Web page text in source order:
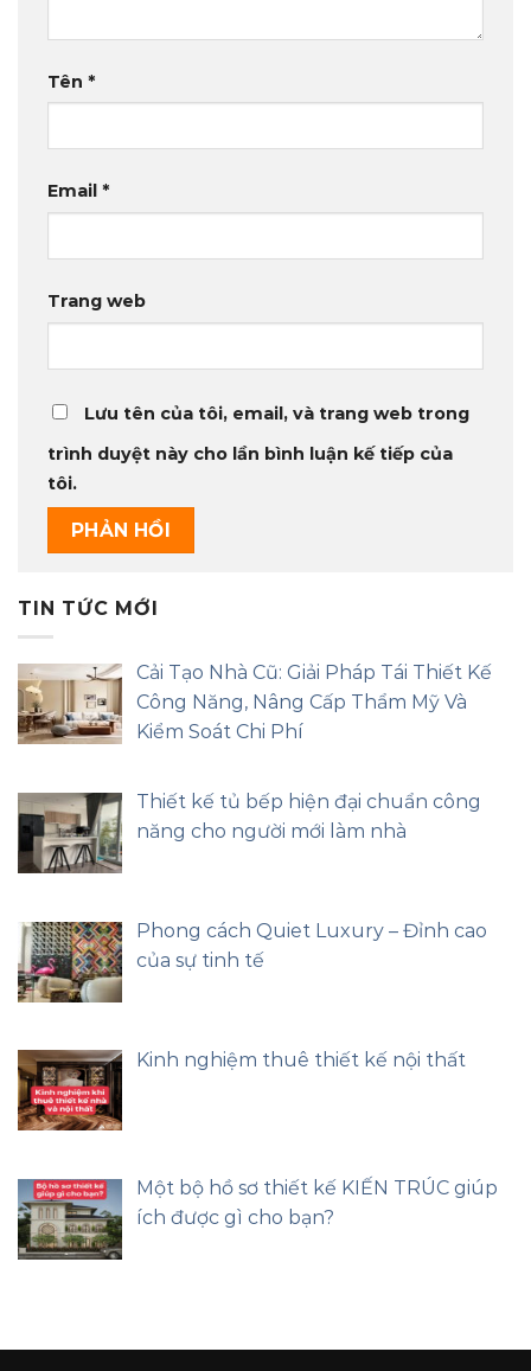
Tên *
Email *
Trang web
Lưu tên của tôi, email, và trang web trong
trình duyệt này cho lần bình luận kế tiếp của
tôi.
TIN TỨC MỚI
Cải Tạo Nhà Cũ: Giải Pháp Tái Thiết Kế
Công Năng, Nâng Cấp Thẩm Mỹ Và
Kiểm Soát Chi Phí
Thiết kế tủ bếp hiện đại chuẩn công
năng cho người mới làm nhà
Phong cách Quiet Luxury – Đỉnh cao
của sự tinh tế
Kinh nghiệm thuê thiết kế nội thất
Một bộ hồ sơ thiết kế KIẾN TRÚC giúp
ích được gì cho bạn?